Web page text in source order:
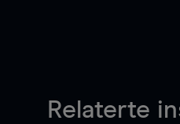
Relaterte